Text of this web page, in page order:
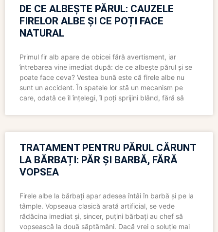
DE CE ALBEȘTE PĂRUL: CAUZELE
FIRELOR ALBE ȘI CE POȚI FACE
NATURAL
Primul fir alb apare de obicei fără avertisment, iar
întrebarea vine imediat după: de ce albește părul și se
poate face ceva? Vestea bună este că firele albe nu
sunt un accident. În spatele lor stă un mecanism pe
care, odată ce îl înțelegi, îl poți sprijini blând, fără să
TRATAMENT PENTRU PĂRUL CĂRUNT
LA BĂRBAȚI: PĂR ȘI BARBĂ, FĂRĂ
VOPSEA
Firele albe la bărbați apar adesea întâi în barbă și pe la
tâmple. Vopseaua clasică arată artificial, se vede
rădăcina imediat și, sincer, puțini bărbați au chef să
vopsească la două săptămâni. Dacă vrei o soluție mai